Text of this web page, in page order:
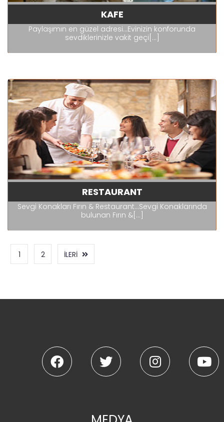
KAFE
Paylaşımın en güzel adresi...Evinizin konforunda
sevdiklerinizle vakit geçi[...]
RESTAURANT
Sevgi Konakları Fırın & Restaurant...Sevgi Konaklarında
bulunan Fırın &[...]
1(current)
2(current)
İLERİ